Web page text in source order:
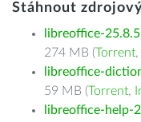
Stáhnout
libreoffice-
274 MB (Torrent,
libreoffice-
59 MB (Torrent,
libreoffice-help-